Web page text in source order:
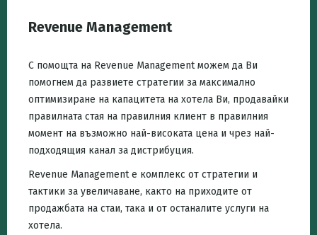
Revenue Management
С помощта на Revenue Management можем да Ви
помогнем да развиете стратегии за максимално
оптимизиране на капацитета на хотела Ви, продавайки
правилната стая на правилния клиент в правилния
момент на възможно най-високата цена и чрез най-
подходящия канал за дистрибуция.
Revenue Management е комплекс от стратегии и
тактики за увеличаване, както на приходите от
продажбата на стаи, така и от останалите услуги на
хотела.